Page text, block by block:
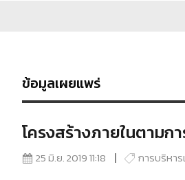
ข้อมูลเผยแพร่
โครงสร้างภายในตาม
25 มิ.ย. 2019 11:18 การบริหา